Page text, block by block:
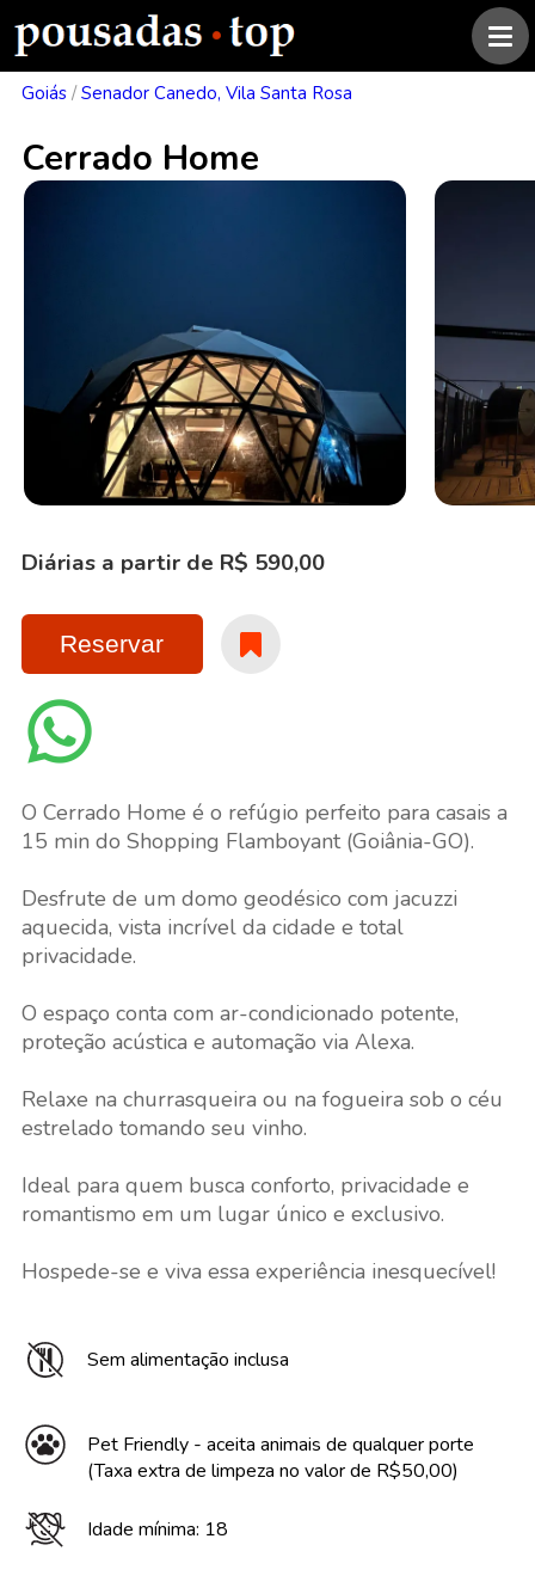
Goiás / Senador Canedo, Vila Santa Rosa
Cerrado Home
Diárias a partir de R$ 590,00
Reservar
O Cerrado Home é o refúgio perfeito para casais a
15 min do Shopping Flamboyant (Goiânia-GO).
Desfrute de um domo geodésico com jacuzzi
aquecida, vista incrível da cidade e total
privacidade.
O espaço conta com ar-condicionado potente,
proteção acústica e automação via Alexa.
Relaxe na churrasqueira ou na fogueira sob o céu
estrelado tomando seu vinho.
Ideal para quem busca conforto, privacidade e
romantismo em um lugar único e exclusivo.
Hospede-se e viva essa experiência inesquecível!
Sem alimentação inclusa
Pet Friendly - aceita animais de qualquer porte
(Taxa extra de limpeza no valor de R$50,00)
Idade mínima: 18